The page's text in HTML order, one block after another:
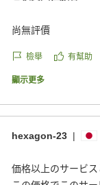
尚無評價
檢舉 有幫助
顯示更多
hexagon-23 |
価格以上のサービ